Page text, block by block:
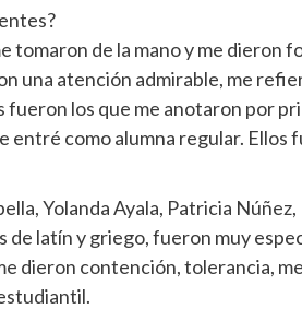
tomaron de la mano y me dieron
una atención admirable, me
los que me anotaron por
entré como alumna regular. Ellos
Yolanda Ayala, Patricia
latín y griego, fueron muy
dieron contención, tolerancia,